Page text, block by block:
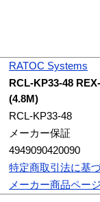
RATOC Systems
RCL-KP33-48
(4.8M)
RCL-KP33-48
メーカー保証
4949090420090
特定商取引法に基
メーカー商品ペー